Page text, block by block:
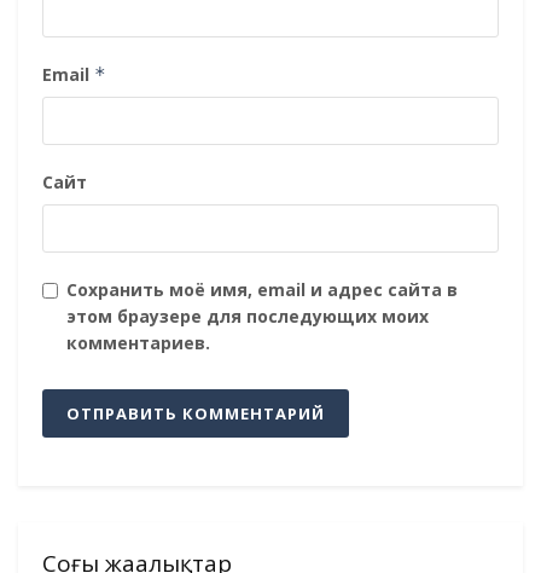
Email *
Сайт
Сохранить моё имя, email и адрес сайта в
этом браузере для последующих моих
комментариев.
Соңғы жаңалықтар